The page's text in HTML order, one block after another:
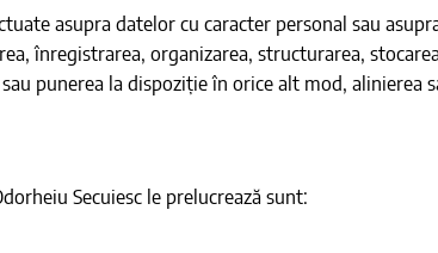
asupra datelor cu caracter personal sau
înregistrarea, organizarea, structurarea,
punerea la dispoziție în orice alt mod, alinierea
Secuiesc le prelucrează sunt: